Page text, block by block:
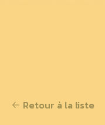
Retour à la liste